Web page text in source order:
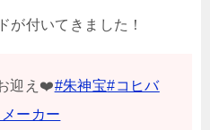
が付いてきました！
迎え❤️#朱神宝#コヒバ
ーカー